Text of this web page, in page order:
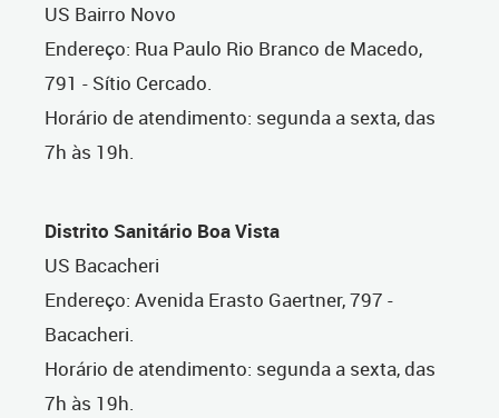
US Bairro Novo
Endereço: Rua Paulo Rio Branco de Macedo,
791 - Sítio Cercado.
Horário de atendimento: segunda a sexta, das
7h às 19h.
Distrito Sanitário Boa Vista
US Bacacheri
Endereço: Avenida Erasto Gaertner, 797 -
Bacacheri.
Horário de atendimento: segunda a sexta, das
7h às 19h.